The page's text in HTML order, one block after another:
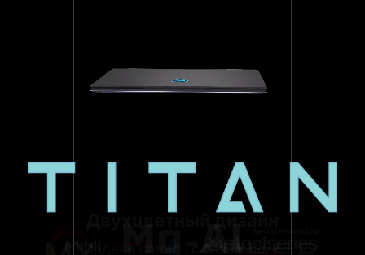
Двухцветный дизайн
Задняя панель с разъёмами